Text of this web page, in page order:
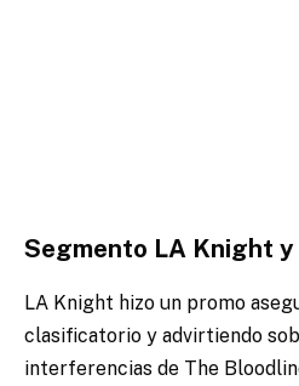
Segmento LA Knight y
LA Knight hizo un promo
clasificatorio y advirtiendo
interferencias de The